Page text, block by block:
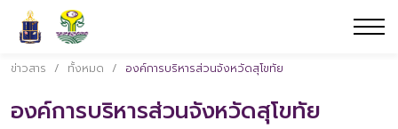
ข่าวสาร / ทั้งหมด / องค์การบริหารส่วนจังหวัดสุโขทัย
องค์การบริหารส่วนจังหวัดสุโขทัย